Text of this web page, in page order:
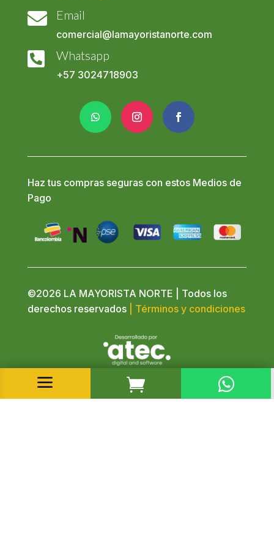
 Email
comercial@lamayoristanorte.com
 Whatsapp
+57 3024718903
Haz tus compras seguras con estos Medios de
Pago
©2026 LA MAYORISTA NORTE | Todos los
derechos reservados
| Términos y condiciones
a  